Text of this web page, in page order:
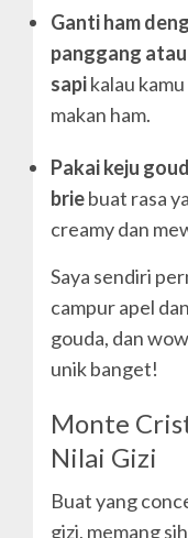
Ganti ham
panggang
sapikalau
makan ham.
Pakai keju
briebuat rasa
creamy dan
Saya sendiri
campur apel
gouda, dan
unik banget!
Monte
Nilai Gizi
Buat yang
gizi, memang